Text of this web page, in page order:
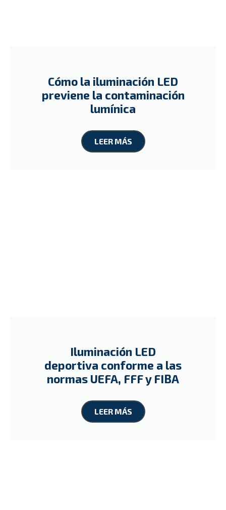
Cómo la iluminación LED
previene la contaminación
lumínica
LEER MÁS
Iluminación LED
deportiva conforme a las
normas UEFA, FFF y FIBA
LEER MÁS